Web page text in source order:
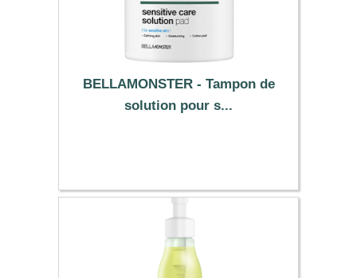
BELLAMONSTER - Tampon de
solution pour s...